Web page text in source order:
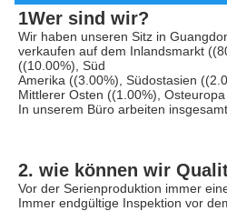
1Wer sind wir?
Wir haben unseren Sitz in
verkaufen auf dem Inlandsmarkt
((10.00%), Süd
Amerika ((3.00%), Südostasien
Mittlerer Osten ((1.00%),
In unserem Büro arbeiten
2. wie können wir
Vor der Serienproduktion immer
Immer endgültige Inspektion vor